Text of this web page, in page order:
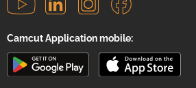
Camcut Application mobile: